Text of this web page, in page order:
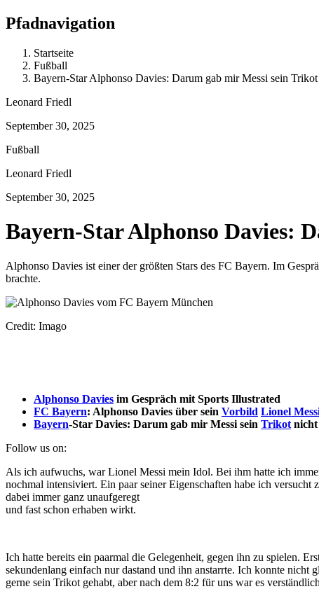
Pfadnavigation
Startseite
Fußball
Bayern-Star Alphonso Davies: Darum gab mir Messi sein
Leonard Friedl
September 30, 2025
Fußball
Leonard Friedl
September 30, 2025
Bayern-Star Alphonso Davies:
Alphonso Davies ist einer der größten Stars des FC Bayern. Im
brachte.
Credit: Imago
Alphonso Davies im Gespräch mit Sports Illustrated
FC Bayern: Alphonso Davies über sein Vorbild Lionel
Bayern-Star Davies: Darum gab mir Messi sein Trikot nicht
Follow us on:
Als ich aufwuchs, war Lionel Messi mein Idol. Bei ihm hatte ich
nochmal intensiviert. Ein paar seiner Eigenschaften habe ich
dabei immer ganz unaufgeregt
und fast schon erhaben wirkt.
Ich hatte bereits ein paarmal die Gelegenheit, gegen ihn zu spielen.
sekundenlang einfach nur dastand und ihn anstarrte. Ich konnte
gerne sein Trikot gehabt, aber nach dem 8:2 für uns war es